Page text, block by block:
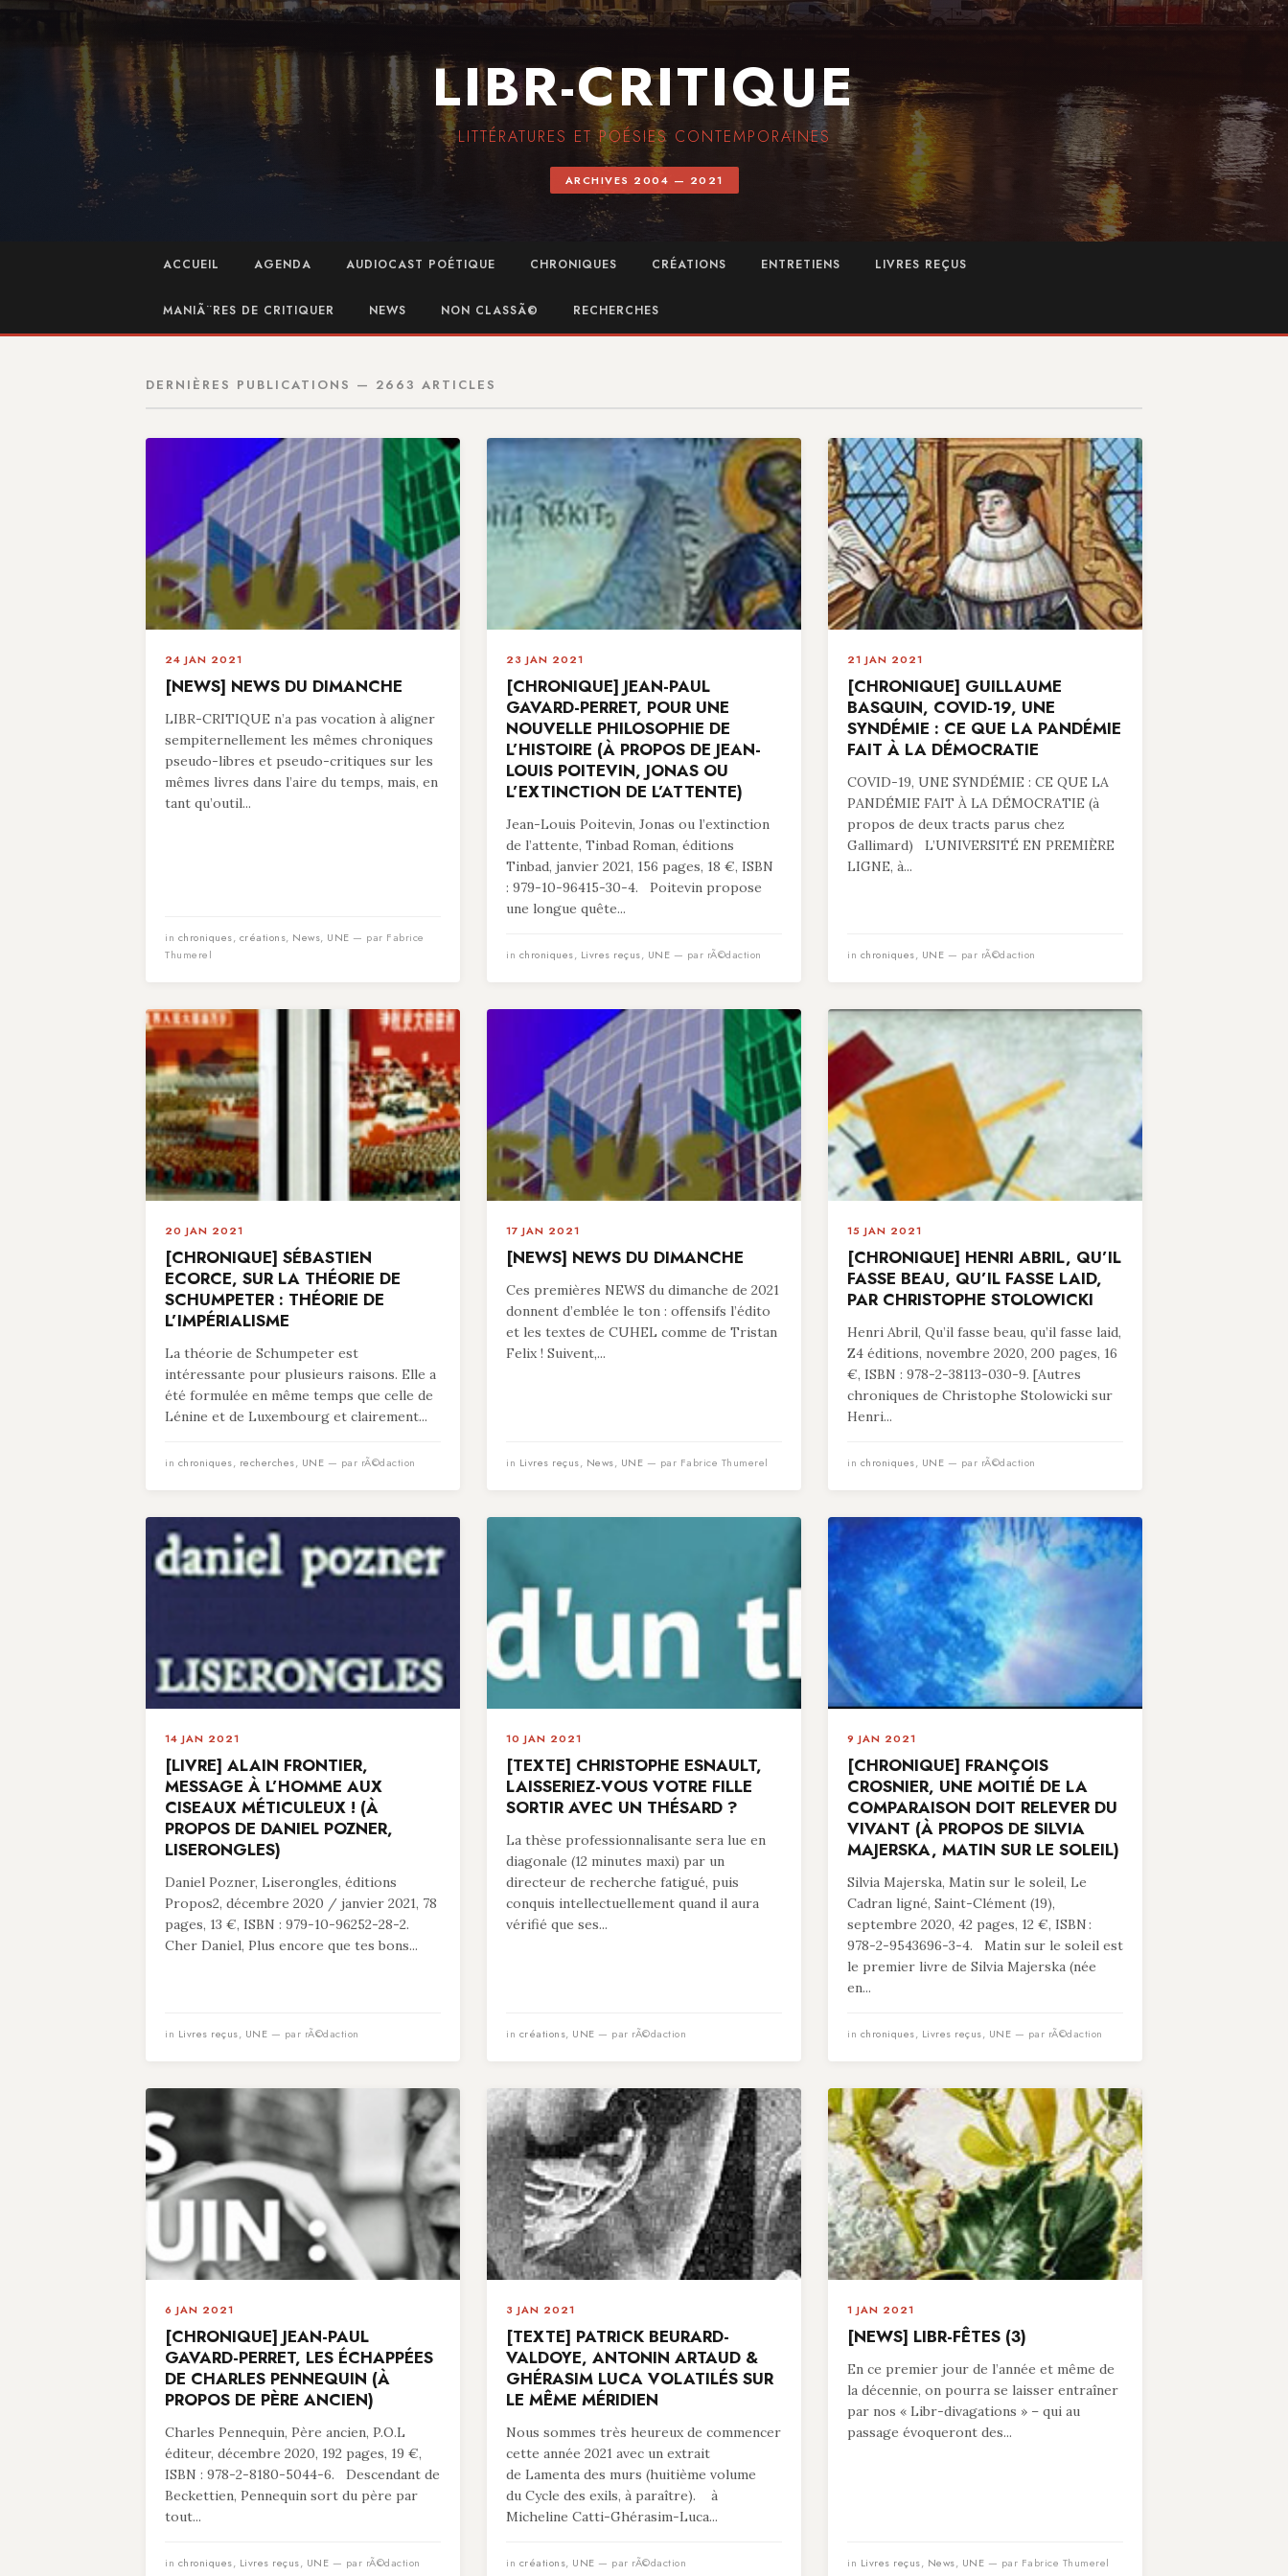
LIBR-CRITIQUE
LITTÉRATURES ET POÉSIES CONTEMPORAINES
ARCHIVES 2004 — 2021
ACCUEIL AGENDA AUDIOCAST POÉTIQUE CHRONIQUES CRÉATIONS ENTRETIENS LIVRES REÇUS
MANIÃ¨RES DE CRITIQUER NEWS NON CLASSÃ© RECHERCHES
DERNIÈRES PUBLICATIONS — 2663 ARTICLES
24 JAN 2021
[NEWS] NEWS DU DIMANCHE
LIBR-CRITIQUE n’a pas vocation à aligner
sempiternellement les mêmes chroniques
pseudo-libres et pseudo-critiques sur les
mêmes livres dans l’aire du temps, mais, en
tant qu’outil...
in chroniques, créations, News, UNE — par Fabrice
Thumerel
23 JAN 2021
[CHRONIQUE] JEAN-PAUL
GAVARD-PERRET, POUR UNE
NOUVELLE PHILOSOPHIE DE
L’HISTOIRE (À PROPOS DE JEAN-
LOUIS POITEVIN, JONAS OU
L’EXTINCTION DE L’ATTENTE)
Jean-Louis Poitevin, Jonas ou l’extinction
de l’attente, Tinbad Roman, éditions
Tinbad, janvier 2021, 156 pages, 18 €, ISBN
: 979-10-96415-30-4. Poitevin propose
une longue quête...
in chroniques, Livres reçus, UNE — par rÃ©daction
21 JAN 2021
[CHRONIQUE] GUILLAUME
BASQUIN, COVID-19, UNE
SYNDÉMIE : CE QUE LA PANDÉMIE
FAIT À LA DÉMOCRATIE
COVID-19, UNE SYNDÉMIE : CE QUE LA
PANDÉMIE FAIT À LA DÉMOCRATIE (à
propos de deux tracts parus chez
Gallimard) L’UNIVERSITÉ EN PREMIÈRE
LIGNE, à...
in chroniques, UNE — par rÃ©daction
20 JAN 2021
[CHRONIQUE] SÉBASTIEN
ECORCE, SUR LA THÉORIE DE
SCHUMPETER : THÉORIE DE
L’IMPÉRIALISME
La théorie de Schumpeter est
intéressante pour plusieurs raisons. Elle a
été formulée en même temps que celle de
Lénine et de Luxembourg et clairement...
in chroniques, recherches, UNE — par rÃ©daction
17 JAN 2021
[NEWS] NEWS DU DIMANCHE
Ces premières NEWS du dimanche de 2021
donnent d’emblée le ton : offensifs l’édito
et les textes de CUHEL comme de Tristan
Felix ! Suivent,...
in Livres reçus, News, UNE — par Fabrice Thumerel
15 JAN 2021
[CHRONIQUE] HENRI ABRIL, QU’IL
FASSE BEAU, QU’IL FASSE LAID,
PAR CHRISTOPHE STOLOWICKI
Henri Abril, Qu’il fasse beau, qu’il fasse laid,
Z4 éditions, novembre 2020, 200 pages, 16
€, ISBN : 978-2-38113-030-9. [Autres
chroniques de Christophe Stolowicki sur
Henri...
in chroniques, UNE — par rÃ©daction
14 JAN 2021
[LIVRE] ALAIN FRONTIER,
MESSAGE À L’HOMME AUX
CISEAUX MÉTICULEUX ! (À
PROPOS DE DANIEL POZNER,
LISERONGLES)
Daniel Pozner, Liserongles, éditions
Propos2, décembre 2020 / janvier 2021, 78
pages, 13 €, ISBN : 979-10-96252-28-2.
Cher Daniel, Plus encore que tes bons...
in Livres reçus, UNE — par rÃ©daction
10 JAN 2021
[TEXTE] CHRISTOPHE ESNAULT,
LAISSERIEZ-VOUS VOTRE FILLE
SORTIR AVEC UN THÉSARD ?
La thèse professionnalisante sera lue en
diagonale (12 minutes maxi) par un
directeur de recherche fatigué, puis
conquis intellectuellement quand il aura
vérifié que ses...
in créations, UNE — par rÃ©daction
9 JAN 2021
[CHRONIQUE] FRANÇOIS
CROSNIER, UNE MOITIÉ DE LA
COMPARAISON DOIT RELEVER DU
VIVANT (À PROPOS DE SILVIA
MAJERSKA, MATIN SUR LE SOLEIL)
Silvia Majerska, Matin sur le soleil, Le
Cadran ligné, Saint-Clément (19),
septembre 2020, 42 pages, 12 €, ISBN :
978-2-9543696-3-4. Matin sur le soleil est
le premier livre de Silvia Majerska (née
en...
in chroniques, Livres reçus, UNE — par rÃ©daction
6 JAN 2021
[CHRONIQUE] JEAN-PAUL
GAVARD-PERRET, LES ÉCHAPPÉES
DE CHARLES PENNEQUIN (À
PROPOS DE PÈRE ANCIEN)
Charles Pennequin, Père ancien, P.O.L
éditeur, décembre 2020, 192 pages, 19 €,
ISBN : 978-2-8180-5044-6. Descendant de
Beckettien, Pennequin sort du père par
tout...
in chroniques, Livres reçus, UNE — par rÃ©daction
3 JAN 2021
[TEXTE] PATRICK BEURARD-
VALDOYE, ANTONIN ARTAUD &
GHÉRASIM LUCA VOLATILÉS SUR
LE MÊME MÉRIDIEN
Nous sommes très heureux de commencer
cette année 2021 avec un extrait
de Lamenta des murs (huitième volume
du Cycle des exils, à paraître). à
Micheline Catti-Ghérasim-Luca...
in créations, UNE — par rÃ©daction
1 JAN 2021
[NEWS] LIBR-FÊTES (3)
En ce premier jour de l’année et même de
la décennie, on pourra se laisser entraîner
par nos « Libr-divagations » – qui au
passage évoqueront des...
in Livres reçus, News, UNE — par Fabrice Thumerel